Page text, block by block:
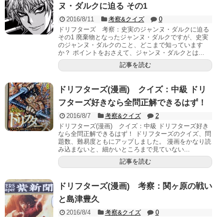
ヌ・ダルクに迫る その1
2016/8/11 考察&クイズ
0
ドリフターズ 考察：史実のジャンヌ・ダルクに迫る
その1 廃棄物となったジャンヌ・ダルクですが、史実
のジャンヌ・ダルクのこと、どこまで知っています
か？ ポイントをおさえて、ジャンヌ・ダルクとは...
記事を読む
ドリフターズ(漫画) クイズ：中級 ドリ
フターズ好きなら全問正解できるはず！
2016/8/7 考察&クイズ
2
ドリフターズ(漫画) クイズ：中級 ドリフターズ好き
なら全問正解できるはず！ ドリフターズのクイズ、問
題数、難易度ともにアップしました。 漫画をかなり読
み込まないと、細かいところまで見ていない...
記事を読む
ドリフターズ(漫画) 考察：関ヶ原の戦い
と島津豊久
2016/8/4 考察&クイズ
0